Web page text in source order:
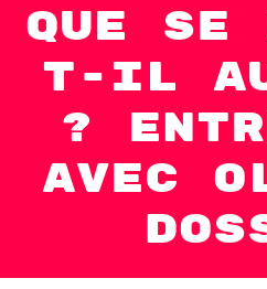
Que se
t-il
?
avec